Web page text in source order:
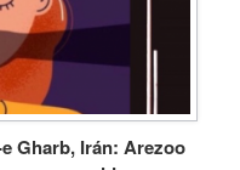
Gharb, Irán: Arezoo